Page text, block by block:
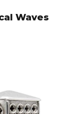
Waves